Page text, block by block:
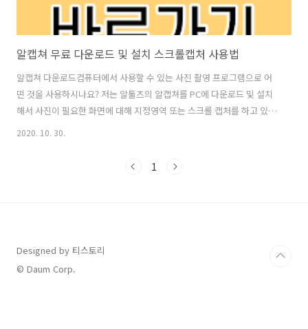
알캡쳐 무료 다운로드 및 설치 스크롤캡처 사용법
알캡쳐 다운로드컴퓨터에서 사용할 수 있는 사진 촬영 프로그램으로 어
떤 것을 사용하시나요? 저는 알툴즈의 알캡쳐를 PC에 다운로드 및 설치
해서 사진이 필요한 화면에 대해 지정영역 또는 스크롤 캡처를 하고 있습
니다. 알캡쳐는 정말 다양한 방식으로 사진을 캡처할 수 있으며 사진 캡
있으며 필요가 없다면 지우개를 이용해서 쉽게 삭제할 수도 있습니다. 그
2020. 10. 30.
1
Designed by 티스토리
© Daum Corp.